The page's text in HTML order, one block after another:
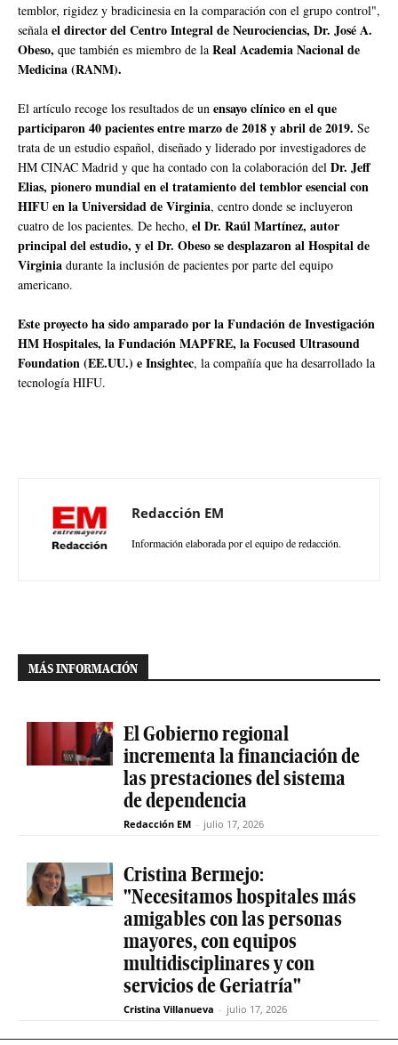
temblor, rigidez y bradicinesia en la comparación con el grupo control",
señala el director del Centro Integral de Neurociencias, Dr. José A.
Obeso, que también es miembro de la Real Academia Nacional de
Medicina (RANM).
El artículo recoge los resultados de un ensayo clínico en el que
participaron 40 pacientes entre marzo de 2018 y abril de 2019. Se
trata de un estudio español, diseñado y liderado por investigadores de
HM CINAC Madrid y que ha contado con la colaboración del Dr. Jeff
Elias, pionero mundial en el tratamiento del temblor esencial con
HIFU en la Universidad de Virginia, centro donde se incluyeron
cuatro de los pacientes. De hecho, el Dr. Raúl Martínez, autor
principal del estudio, y el Dr. Obeso se desplazaron al Hospital de
Virginia durante la inclusión de pacientes por parte del equipo
americano.
Este proyecto ha sido amparado por la Fundación de Investigación
HM Hospitales, la Fundación MAPFRE, la Focused Ultrasound
Foundation (EE.UU.) e Insightec, la compañía que ha desarrollado la
tecnología HIFU.
Redacción EM
Información elaborada por el equipo de redacción.
MÁS INFORMACIÓN
El Gobierno regional
incrementa la financiación de
las prestaciones del sistema
de dependencia
Redacción EM - julio 17, 2026
Cristina Bermejo:
"Necesitamos hospitales más
amigables con las personas
mayores, con equipos
multidisciplinares y con
servicios de Geriatría"
Cristina Villanueva - julio 17, 2026